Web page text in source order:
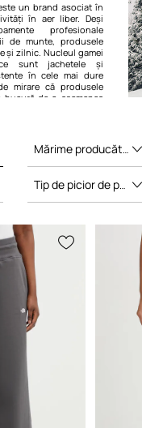
un brand asociat în
în aer liber. Deși
profesionale
de munte, produsele
și zilnic. Nucleul gamei
sunt jachetele și
în cele mai dure
mirare că produsele
bucură de o asemenea
Mărime producător
Tip de picior de pantalon